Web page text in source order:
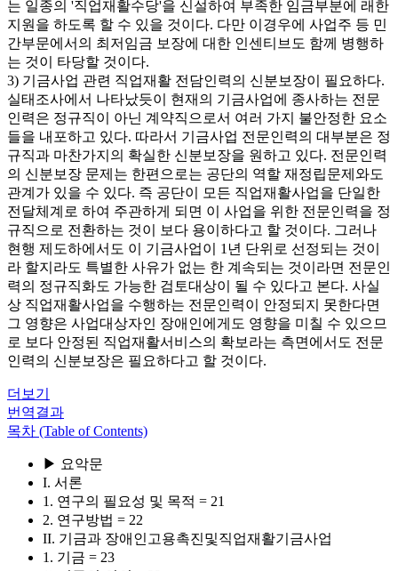
는 일종의 '직업재활수당'을 신설하여 부족한 임금부분에 래한
지원을 하도록 할 수 있을 것이다. 다만 이경우에 사업주 등 민
간부문에서의 최저임금 보장에 대한 인센티브도 함께 병행하
는 것이 타당할 것이다.
3) 기금사업 관련 직업재활 전담인력의 신분보장이 필요하다.
실태조사에서 나타났듯이 현재의 기금사업에 종사하는 전문
인력은 정규직이 아닌 계약직으로서 여러 가지 불안정한 요소
들을 내포하고 있다. 따라서 기금사업 전문인력의 대부분은 정
규직과 마찬가지의 확실한 신분보장을 원하고 있다. 전문인력
의 신분보장 문제는 한편으로는 공단의 역할 재정립문제와도
관계가 있을 수 있다. 즉 공단이 모든 직업재활사업을 단일한
전달체계로 하여 주관하게 되면 이 사업을 위한 전문인력을 정
규직으로 전환하는 것이 보다 용이하다고 할 것이다. 그러나
현행 제도하에서도 이 기금사업이 1년 단위로 선정되는 것이
라 할지라도 특별한 사유가 없는 한 계속되는 것이라면 전문인
력의 정규직화도 가능한 검토대상이 될 수 있다고 본다. 사실
상 직업재활사업을 수행하는 전문인력이 안정되지 못한다면
그 영향은 사업대상자인 장애인에게도 영향을 미칠 수 있으므
로 보다 안정된 직업재활서비스의 확보라는 측면에서도 전문
인력의 신분보장은 필요하다고 할 것이다.
더보기
번역결과
목차 (Table of Contents)
▶ 요악문
I. 서론
1. 연구의 필요성 및 목적 = 21
2. 연구방법 = 22
II. 기금과 장애인고용촉진및직업재활기금사업
1. 기금 = 23